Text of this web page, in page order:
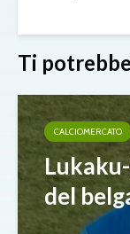
Ti
CALCIOMERCATO
del